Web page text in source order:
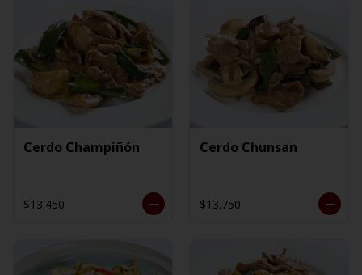
Cerdo Champiñón
$13.450
Cerdo Chunsan
$13.750